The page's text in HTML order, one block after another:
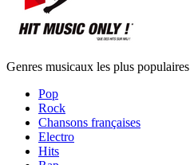
Genres musicaux les plus populaires
Pop
Rock
Chansons françaises
Electro
Hits